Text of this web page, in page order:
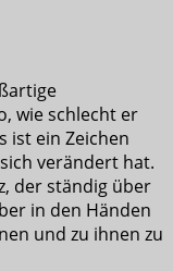
wie schlecht er
ist ein Zeichen
verändert hat.
der ständig über
in den Händen
und zu ihnen zu